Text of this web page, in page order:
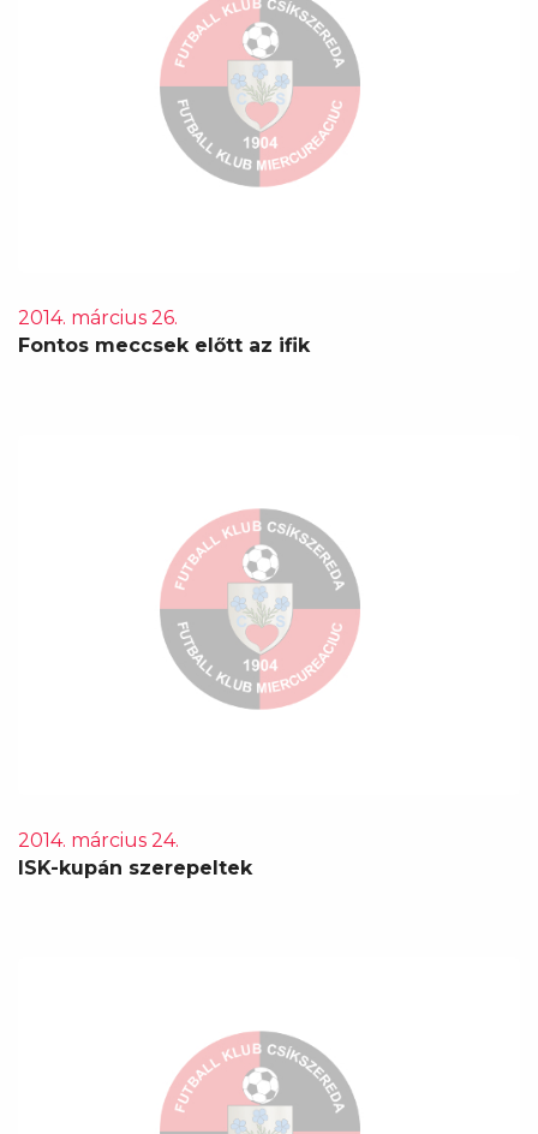
2014. március 26.
Fontos meccsek előtt az ifik
2014. március 24.
ISK-kupán szerepeltek